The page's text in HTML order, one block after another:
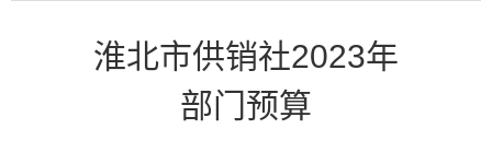
淮北市供销社2023年
部门预算